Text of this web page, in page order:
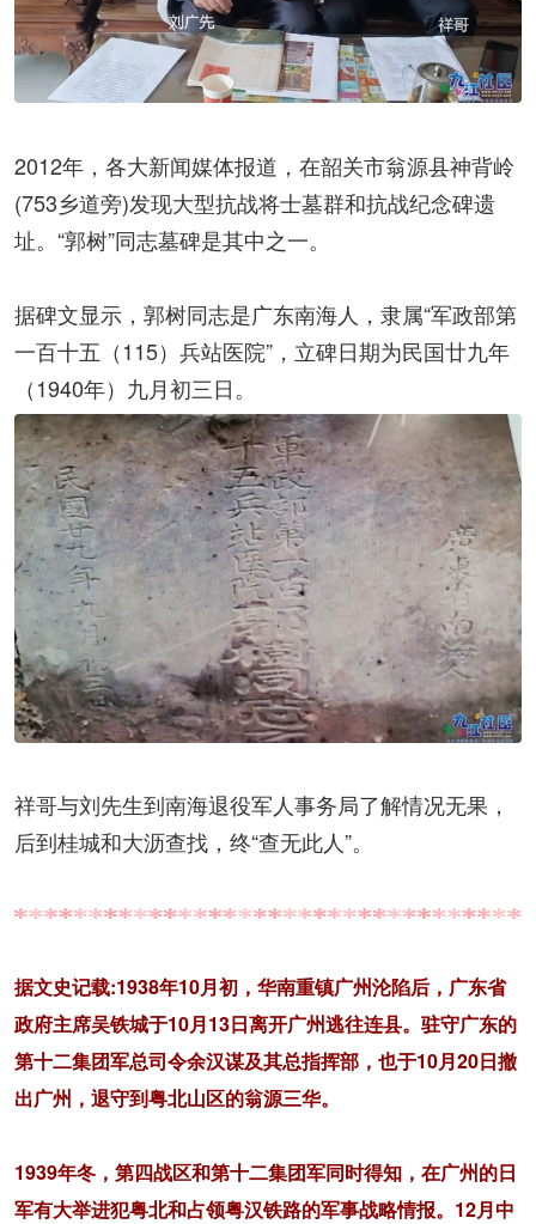
2012年，各大新闻媒体报道，在韶关市翁源县神背岭
(753乡道旁)发现大型抗战将士墓群和抗战纪念碑遗
址。“郭树”同志墓碑是其中之一。
据碑文显示，郭树同志是广东南海人，隶属“军政部第
一百十五（115）兵站医院”，立碑日期为民国廿九年
（1940年）九月初三日。
祥哥与刘先生到南海退役军人事务局了解情况无果，
后到桂城和大沥查找，终“查无此人”。
据文史记载:1938年10月初，华南重镇广州沦陷后，广东省
政府主席吴铁城于10月13日离开广州逃往连县。驻守广东的
第十二集团军总司令余汉谋及其总指挥部，也于10月20日撤
出广州，退守到粤北山区的翁源三华。
1939年冬，第四战区和第十二集团军同时得知，在广州的日
军有大举进犯粤北和占领粤汉铁路的军事战略情报。12月中